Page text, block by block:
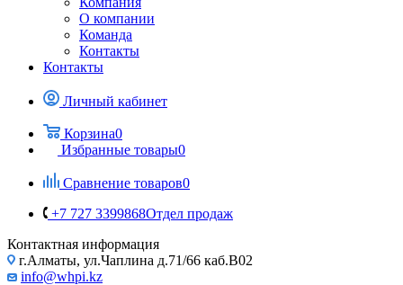
О компании
Команда
Контакты
Контакты
Личный кабинет
Корзина0
Избранные товары0
Сравнение товаров0
+7 727 3399868Отдел продаж
Контактная информация
г.Алматы, ул.Чаплина д.71/66 каб.B02
info@whpi.kz